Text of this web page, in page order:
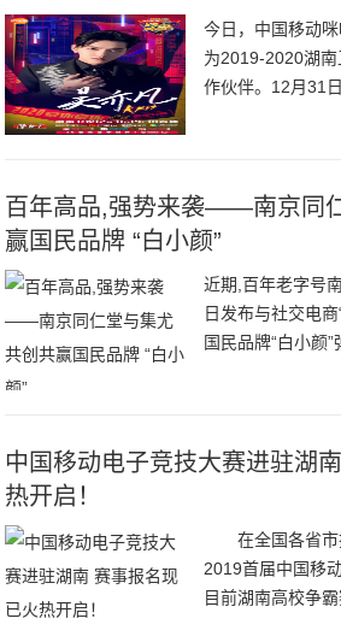
今日，中国移动
为2019-2020湖
作伙伴。12月31
一起嗨”为主题
百年高品,强势来袭——南京同
赢国民品牌 “白小颜”
近期,百年老字号
日发布与社交电
国民品牌“白小颜
白小颜)南京同仁
中国移动电子竞技大赛进驻湖
热开启！
在全国各省市
2019首届中国移
目前湖南高校争
启，下载“咪咕快